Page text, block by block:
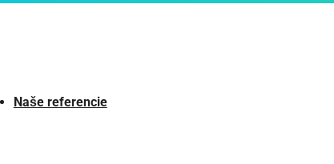
Naše referencie